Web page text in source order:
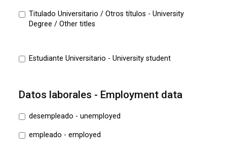
Titulado Universitario / Otros títulos - University
Degree / Other titles
Estudiante Universitario - University student
Datos laborales - Employment data
desempleado - unemployed
empleado - employed